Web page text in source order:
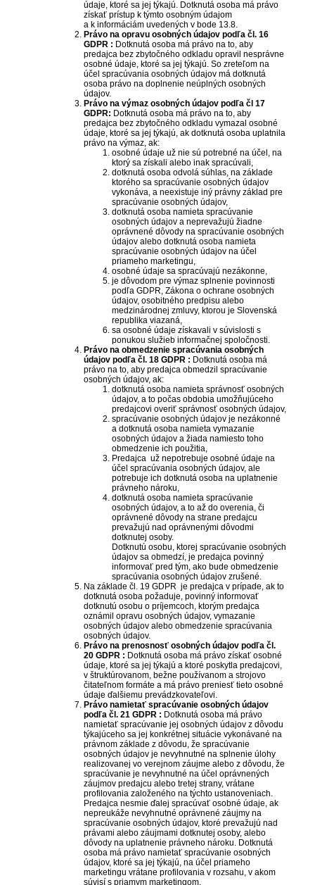
údaje, ktoré sa jej týkajú. Dotknutá osoba má právo
získať prístup k týmto osobným údajom
a k informáciám uvedených v bode 13.8.
Právo na opravu osobných údajov podľa čl. 16
GDPR : Dotknutá osoba má právo na to, aby
predajca bez zbytočného odkladu opravil nesprávne
osobné údaje, ktoré sa jej týkajú. So zreteľom na
účel spracúvania osobných údajov má dotknutá
osoba právo na doplnenie neúplných osobných
údajov.
Právo na výmaz osobných údajov podľa čl 17
GDPR: Dotknutá osoba má právo na to, aby
predajca bez zbytočného odkladu vymazal osobné
údaje, ktoré sa jej týkajú, ak dotknutá osoba uplatnila
právo na výmaz, ak:
osobné údaje už nie sú potrebné na účel, na
ktorý sa získali alebo inak spracúvali,
dotknutá osoba odvolá súhlas, na základe
ktorého sa spracúvanie osobných údajov
vykonáva, a neexistuje iný právny základ pre
spracúvanie osobných údajov,
dotknutá osoba namieta spracúvanie
osobných údajov a neprevažujú žiadne
oprávnené dôvody na spracúvanie osobných
údajov alebo dotknutá osoba namieta
spracúvanie osobných údajov na účel
priameho marketingu,
osobné údaje sa spracúvajú nezákonne,
je dôvodom pre výmaz splnenie povinnosti
podľa GDPR, Zákona o ochrane osobných
údajov, osobitného predpisu alebo
medzinárodnej zmluvy, ktorou je Slovenská
republika viazaná,
sa osobné údaje získavali v súvislosti s
ponukou služieb informačnej spoločnosti.
Právo na obmedzenie spracúvania osobných
údajov podľa čl. 18 GDPR : Dotknutá osoba má
právo na to, aby predajca obmedzil spracúvanie
osobných údajov, ak:
dotknutá osoba namieta správnosť osobných
údajov, a to počas obdobia umožňujúceho
predajcovi overiť správnosť osobných údajov,
spracúvanie osobných údajov je nezákonné
a dotknutá osoba namieta vymazanie
osobných údajov a žiada namiesto toho
obmedzenie ich použitia,
Predajca už nepotrebuje osobné údaje na
účel spracúvania osobných údajov, ale
potrebuje ich dotknutá osoba na uplatnenie
právneho nároku,
dotknutá osoba namieta spracúvanie
osobných údajov, a to až do overenia, či
oprávnené dôvody na strane predajcu
prevažujú nad oprávnenými dôvodmi
dotknutej osoby.
Dotknutú osobu, ktorej spracúvanie osobných
údajov sa obmedzí, je predajca povinný
informovať pred tým, ako bude obmedzenie
spracúvania osobných údajov zrušené.
Na základe čl. 19 GDPR je predajca v prípade, ak to
dotknutá osoba požaduje, povinný informovať
dotknutú osobu o príjemcoch, ktorým predajca
oznámil opravu osobných údajov, vymazanie
osobných údajov alebo obmedzenie spracúvania
osobných údajov.
Právo na prenosnosť osobných údajov podľa čl.
20 GDPR : Dotknutá osoba má právo získať osobné
údaje, ktoré sa jej týkajú a ktoré poskytla predajcovi,
v štruktúrovanom, bežne používanom a strojovo
čitateľnom formáte a má právo preniesť tieto osobné
údaje ďalšiemu prevádzkovateľovi.
Právo namietať spracúvanie osobných údajov
podľa čl. 21 GDPR : Dotknutá osoba má právo
namietať spracúvanie jej osobných údajov z dôvodu
týkajúceho sa jej konkrétnej situácie vykonávané na
právnom základe z dôvodu, že spracúvanie
osobných údajov je nevyhnutné na splnenie úlohy
realizovanej vo verejnom záujme alebo z dôvodu, že
spracúvanie je nevyhnutné na účel oprávnených
záujmov predajcu alebo tretej strany, vrátane
profilovania založeného na týchto ustanoveniach.
Predajca nesmie ďalej spracúvať osobné údaje, ak
nepreukáže nevyhnutné oprávnené záujmy na
spracúvanie osobných údajov, ktoré prevažujú nad
právami alebo záujmami dotknutej osoby, alebo
dôvody na uplatnenie právneho nároku. Dotknutá
osoba má právo namietať spracúvanie osobných
údajov, ktoré sa jej týkajú, na účel priameho
marketingu vrátane profilovania v rozsahu, v akom
súvisí s priamym marketingom.